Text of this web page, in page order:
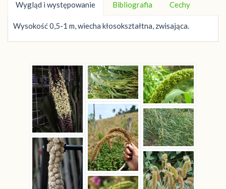
Wygląd i występowanie Bibliografia Cechy
Wysokość 0,5-1 m, wiecha kłosokształtna, zwisająca.